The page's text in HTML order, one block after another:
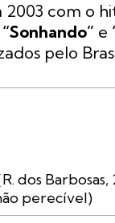
2003 com o
“Sonhando” e
pelo
perecível)